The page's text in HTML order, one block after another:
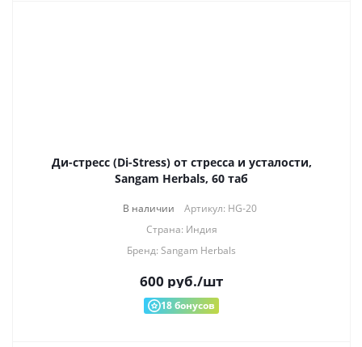
Ди-стресс (Di-Stress) от стресса и усталости,
Sangam Herbals, 60 таб
В наличии
Артикул: HG-20
Страна: Индия
Бренд: Sangam Herbals
600 руб./шт
18бонусов